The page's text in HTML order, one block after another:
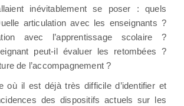
inévitablement se poser : quels
articulation avec les enseignants ?
avec l’apprentissage scolaire ?
peut-il évaluer les retombées ?
de l’accompagnement ?
où il est déjà très difficile d’identifier et
des dispositifs actuels sur les